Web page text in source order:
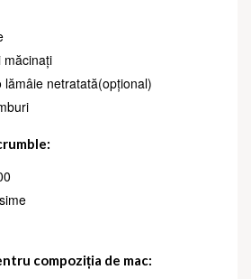
măcinați
netratată(opțional)
compoziția de mac: